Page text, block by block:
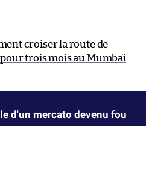
croiser la route de
trois mois au Mumbai
d'un mercato devenu fou